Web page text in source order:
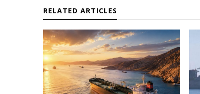
RELATED ARTICLES